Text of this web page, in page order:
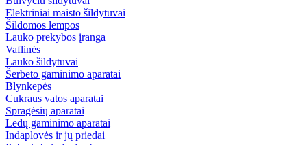
Elektriniai maisto šildytuvai
Šildomos lempos
Lauko prekybos įranga
Vaflinės
Lauko šildytuvai
Šerbeto gaminimo aparatai
Blynkepės
Cukraus vatos aparatai
Spragėsių aparatai
Ledų gaminimo aparatai
Indaplovės ir jų priedai